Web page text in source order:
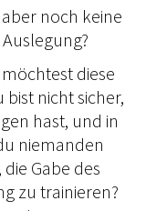
noch keine
diese
bist nicht sicher,
hast, und in
niemanden
Gabe des
zu trainieren?